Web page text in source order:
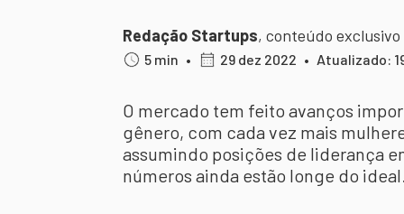
Redação Startups, conteúdo exclusivo
5 min • 29 dez 2022 • Atualizado:
O mercado tem feito avanços
gênero, com cada vez mais
assumindo posições de liderança
números ainda estão longe do